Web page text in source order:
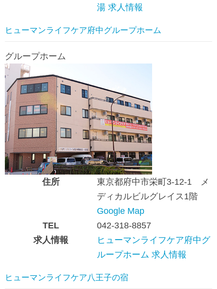
湯 求人情報
ヒューマンライフケア府中グループホーム
グループホーム
住所
東京都府中市栄町3-12-1 メ
ディカルビルグレイス1階
Google Map
TEL
042-318-8857
求人情報
ヒューマンライフケア府中グ
ループホーム 求人情報
ヒューマンライフケア八王子の宿